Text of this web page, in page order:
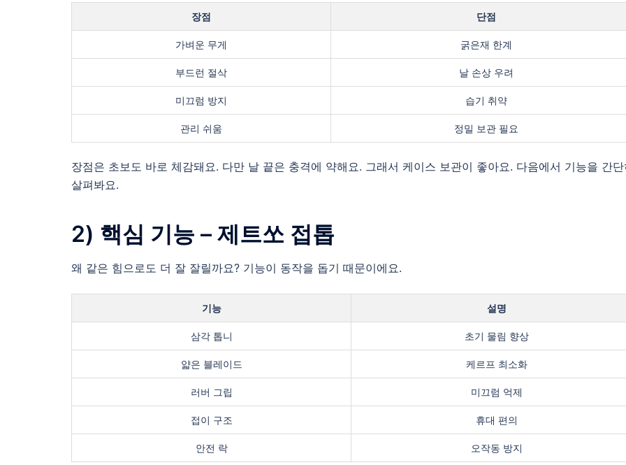
장점 단점
가벼운 무게 굵은재 한계
부드런 절삭 날 손상 우려
미끄럼 방지 습기 취약
관리 쉬움 정밀 보관 필요
장점은 초보도 바로 체감돼요. 다만 날 끝은 충격에 약해요. 그래서 케이스 보관이 좋아요. 다음에서 기능을 간
살펴봐요.
2) 핵심 기능 – 제트쏘 접톱
왜 같은 힘으로도 더 잘 잘릴까요? 기능이 동작을 돕기 때문이에요.
기능 설명
삼각 톱니 초기 물림 향상
얇은 블레이드 케르프 최소화
러버 그립 미끄럼 억제
접이 구조 휴대 편의
안전 락 오작동 방지